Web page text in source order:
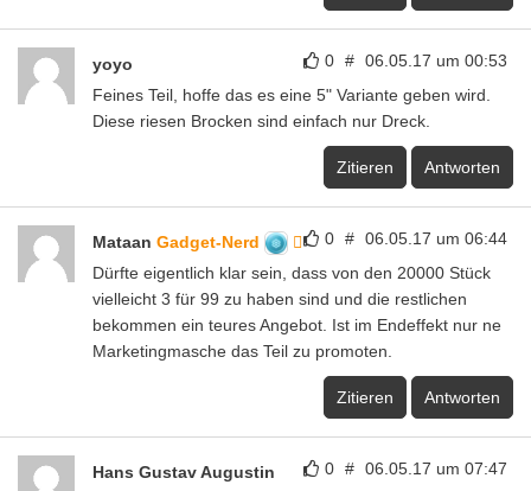
0 # 06.05.17 um 00:53
yoyo
Feines Teil, hoffe das es eine 5" Variante geben wird.
Diese riesen Brocken sind einfach nur Dreck.
Zitieren Antworten
0 # 06.05.17 um 06:44
Mataan Gadget-Nerd
Dürfte eigentlich klar sein, dass von den 20000 Stück
vielleicht 3 für 99 zu haben sind und die restlichen
bekommen ein teures Angebot. Ist im Endeffekt nur ne
Marketingmasche das Teil zu promoten.
Zitieren Antworten
0 # 06.05.17 um 07:47
Hans Gustav Augustin